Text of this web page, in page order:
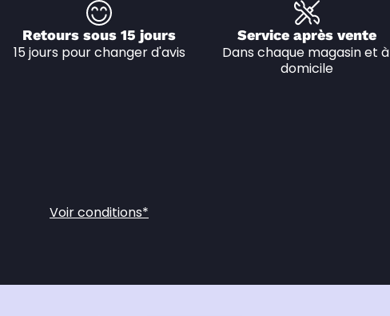
Retours sous 15 jours
15 jours pour changer d'avis
Service après vente
Dans chaque magasin et à
domicile
Voir conditions*